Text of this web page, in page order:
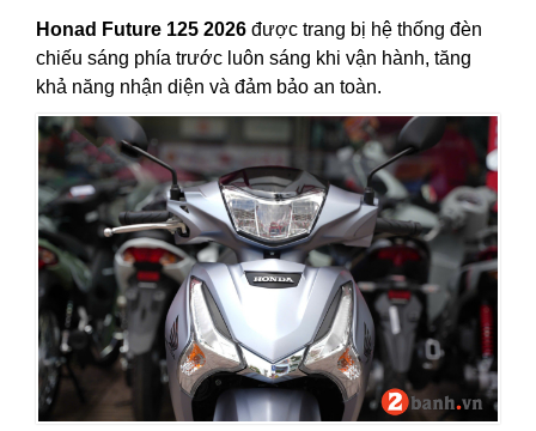
Honad Future 125 2026 được trang bị hệ thống đèn
chiếu sáng phía trước luôn sáng khi vận hành, tăng
khả năng nhận diện và đảm bảo an toàn.